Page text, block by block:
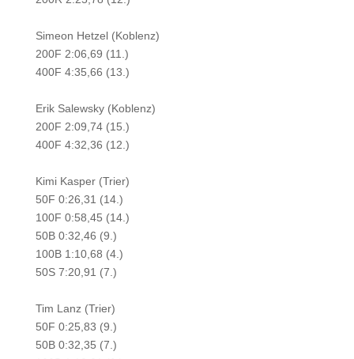
Simeon Hetzel (Koblenz)
200F 2:06,69 (11.)
400F 4:35,66 (13.)
Erik Salewsky (Koblenz)
200F 2:09,74 (15.)
400F 4:32,36 (12.)
Kimi Kasper (Trier)
50F 0:26,31 (14.)
100F 0:58,45 (14.)
50B 0:32,46 (9.)
100B 1:10,68 (4.)
50S 7:20,91 (7.)
Tim Lanz (Trier)
50F 0:25,83 (9.)
50B 0:32,35 (7.)